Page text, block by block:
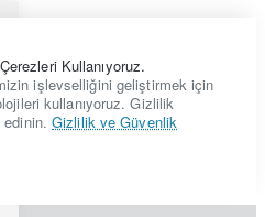
Kullanıyoruz.
işlevselliğini geliştirmek için
kullanıyoruz. Gizlilik
edinin.Gizlilik ve Güvenlik